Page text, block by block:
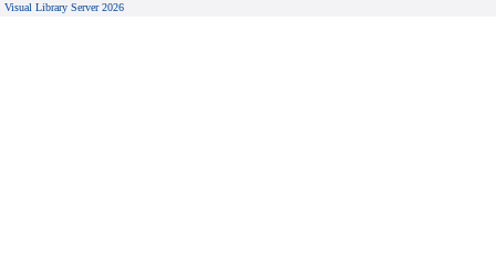
Visual Library Server 2026